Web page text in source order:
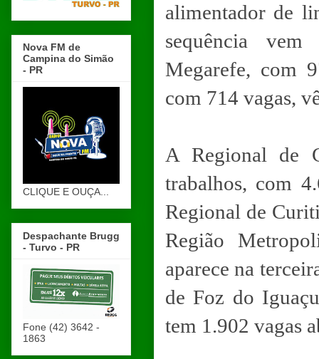
alimentador de
sequência
Megarefe, com
com 714 vagas,
A Regional de
trabalhos, com
Regional de
Região
aparece na
de Foz do
tem 1.902 vagas
Nova FM de
Campina do Simão
- PR
CLIQUE E OUÇA...
Despachante Brugg
- Turvo - PR
Fone (42) 3642 -
1863